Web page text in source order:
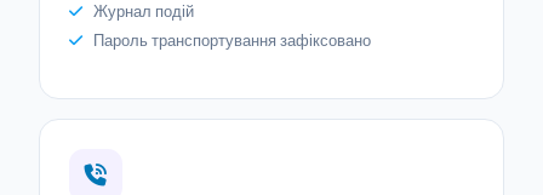
Журнал подій
Пароль транспортування зафіксовано